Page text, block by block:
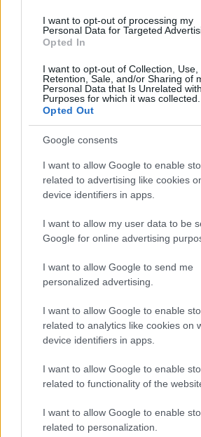
I want to opt-out of processing my
Personal Data for Targeted
Opted In
I want to opt-out of Collection, Use,
Retention, Sale, and/or Sharing of
Personal Data that Is Unrelated
Purposes for which it was collected.
Opted Out
Google consents
I want to allow Google to enable
related to advertising like cookies
device identifiers in apps.
I want to allow my user data to be
Google for online advertising
I want to allow Google to send me
personalized advertising.
I want to allow Google to enable
related to analytics like cookies on
device identifiers in apps.
I want to allow Google to enable
related to functionality of the
I want to allow Google to enable
related to personalization.
Országos hírek
Túlfogyasztás
felhasználta az
Open Orfű:
HÍRLEVÉL
E-mail cím
szabályzatot!